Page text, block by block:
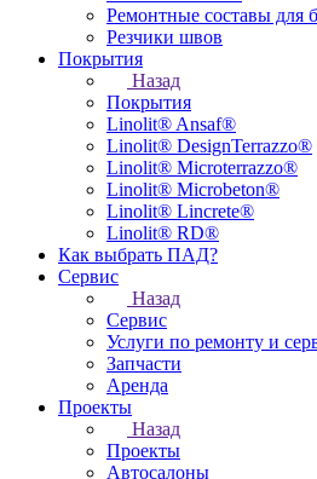
Ремонтные составы для
Резчики швов
Покрытия
Назад
Покрытия
Linolit® Ansaf®
Linolit® DesignTerrazzo®
Linolit® Microterrazzo®
Linolit® Microbeton®
Linolit® Lincrete®
Linolit® RD®
Как выбрать ПАД?
Сервис
Назад
Сервис
Услуги по ремонту и
Запчасти
Аренда
Проекты
Назад
Проекты
Автосалоны